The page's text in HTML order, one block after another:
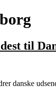
til
danske